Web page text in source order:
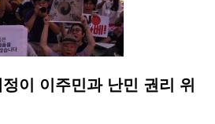
이 이주민과 난민 권리 위